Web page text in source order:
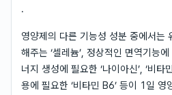
.
영양제의 다른 기능성 성분 중에서는
해주는 ‘셀레늄’, 정상적인 면역기능
너지 생성에 필요한 ‘나이아신’, ‘비타
용에 필요한 ‘비타민 B6’ 등이 1일